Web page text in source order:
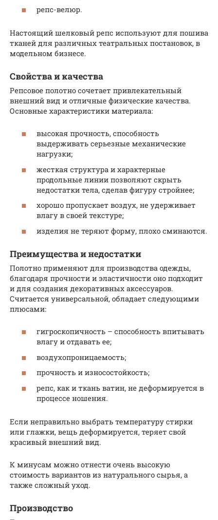
репс-велюр.
Настоящий шелковый репс используют для пошива
тканей для различных театральных постановок, в
модельном бизнесе.
Свойства и качества
Репсовое полотно сочетает привлекательный
внешний вид и отличные физические качества.
Основные характеристики материала:
высокая прочность, способность
выдерживать серьезные механические
нагрузки;
жесткая структура и характерные
продольные линии позволяют скрыть
недостатки тела, сделав фигуру стройнее;
хорошо пропускает воздух, не удерживает
влагу в своей текстуре;
изделия не теряют форму, плохо сминаются.
Преимущества и недостатки
Полотно применяют для производства одежды,
благодаря прочности и эластичности оно подходит
и для создания декоративных аксессуаров.
Считается универсальной, обладает следующими
плюсами:
гигроскопичность – способность впитывать
влагу и отдавать ее;
воздухопроницаемость;
прочность и износостойкость;
репс, как и ткань ватин, не деформируется в
процессе ношения.
Если неправильно выбрать температуру стирки
или глажки, вещь деформируется, теряет свой
красивый внешний вид.
К минусам можно отнести очень высокую
стоимость вариантов из натурального сырья, а
также сложный уход.
Производство